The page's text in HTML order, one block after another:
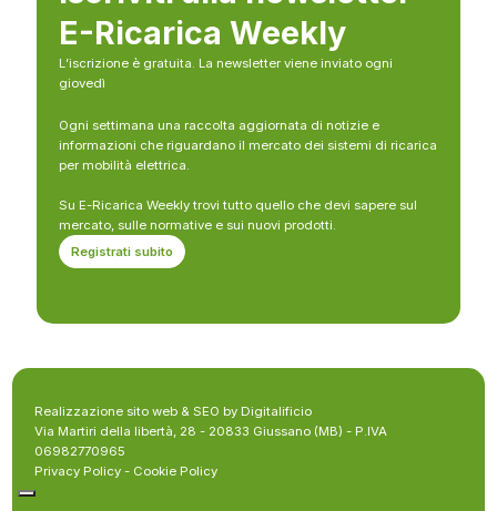
E-Ricarica Weekly
L’iscrizione è gratuita. La newsletter viene inviato ogni
giovedì
Ogni settimana una raccolta aggiornata di notizie e
informazioni che riguardano il mercato dei sistemi di ricarica
per mobilità elettrica.
Su E-Ricarica Weekly trovi tutto quello che devi sapere sul
mercato, sulle normative e sui nuovi prodotti.
Registrati subito
Realizzazione sito web & SEO by Digitalificio
Via Martiri della libertà, 28 - 20833 Giussano (MB) - P.IVA
06982770965
Privacy Policy - Cookie Policy